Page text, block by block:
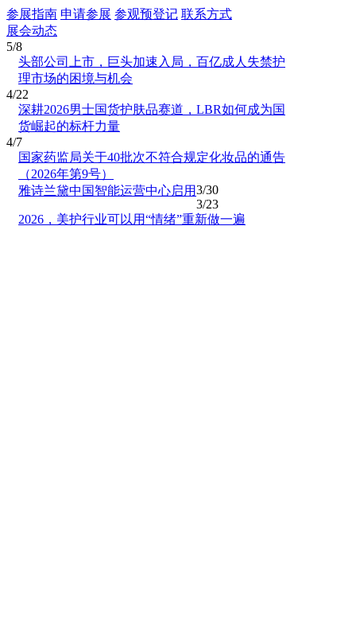
参展指南 申请参展 参观预登记 联系方式
展会动态
5/8
头部公司上市，巨头加速入局，百亿成人失禁护
理市场的困境与机会
4/22
深耕2026男士国货护肤品赛道，LBR如何成为国
货崛起的标杆力量
4/7
国家药监局关于40批次不符合规定化妆品的通告
（2026年第9号）
3/30
雅诗兰黛中国智能运营中心启用
3/23
2026，美护行业可以用“情绪”重新做一遍